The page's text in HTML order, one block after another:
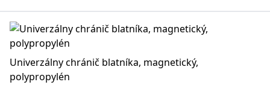
Univerzálny chránič blatníka, magnetický,
polypropylén